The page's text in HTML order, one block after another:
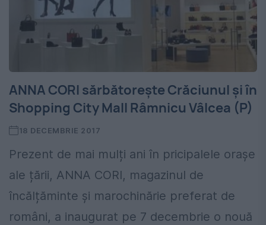
ANNA CORI sărbătorește Crăciunul și în
Shopping City Mall Râmnicu Vâlcea (P)
18 DECEMBRIE 2017
Prezent de mai mulți ani în pricipalele orașe
ale țării, ANNA CORI, magazinul de
încălțăminte și marochinărie preferat de
români, a inaugurat pe 7 decembrie o nouă